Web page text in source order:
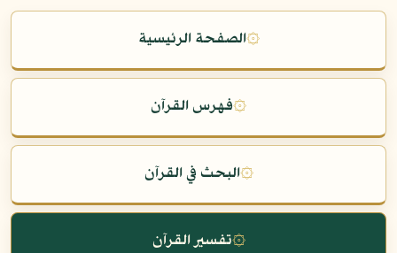
۞الصفحة الرئيسية
۞فهرس القرآن
۞البحث في القرآن
۞تفسير القرآن